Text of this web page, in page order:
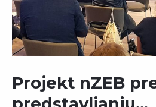
Projekt nZEB